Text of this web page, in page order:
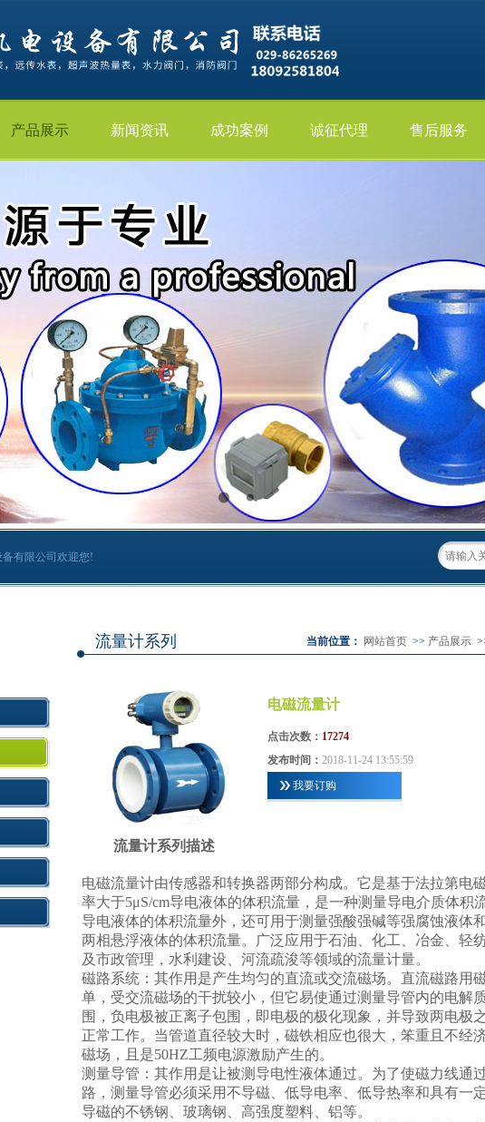
产品展示 新闻资讯 成功案例 诚征代理 售后服务
有限公司欢迎您!
当前位置： 网站首页 >> 产品展示
流量计系列
电磁流量计
点击次数： 17274
发布时间： 2018-11-24 13:55:59
我要订购
流量计系列描述
电磁流量计由传感器和转换器两部分构成。它是基于法拉第电
率大于5μS/cm导电液体的体积流量，是一种测量导电介质体积
导电液体的体积流量外，还可用于测量强酸强碱等强腐蚀液体
两相悬浮液体的体积流量。广泛应用于石油、化工、冶金、轻
及市政管理，水利建设、河流疏浚等领域的流量计量。
磁路系统：其作用是产生均匀的直流或交流磁场。直流磁路用
单，受交流磁场的干扰较小，但它易使通过测量导管内的电解
围，负电极被正离子包围，即电极的极化现象，并导致两电极
正常工作。当管道直径较大时，磁铁相应也很大，笨重且不经
磁场，且是50HZ工频电源激励产生的。
测量导管：其作用是让被测导电性液体通过。为了使磁力线通
路，测量导管必须采用不导磁、低导电率、低导热率和具有一
导磁的不锈钢、玻璃钢、高强度塑料、铝等。